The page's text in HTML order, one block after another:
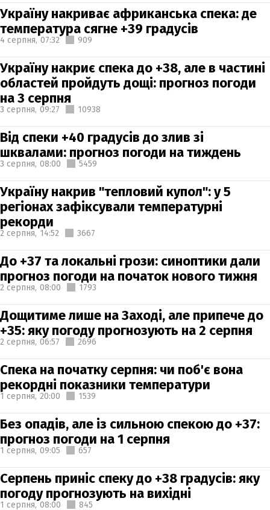
Україну накриває африканська спека: де
температура сягне +39 градусів
4 серпня, 07:32 909
Україну накриє спека до +38, але в частині
областей пройдуть дощі: прогноз погоди
на 3 серпня
3 серпня, 09:27 10938
Від спеки +40 градусів до злив зі
шквалами: прогноз погоди на тиждень
3 серпня, 08:00 5459
Україну накрив "тепловий купол": у 5
регіонах зафіксували температурні
рекорди
2 серпня, 14:52 3667
До +37 та локальні грози: синоптики дали
прогноз погоди на початок нового тижня
2 серпня, 08:00 1793
Дощитиме лише на Заході, але припече до
+35: яку погоду прогнозують на 2 серпня
2 серпня, 06:57 2696
Спека на початку серпня: чи поб'є вона
рекордні показники температури
1 серпня, 20:00 1539
Без опадів, але із сильною спекою до +37:
прогноз погоди на 1 серпня
1 серпня, 09:05 657
Серпень приніс спеку до +38 градусів: яку
погоду прогнозують на вихідні
1 серпня, 08:00 845